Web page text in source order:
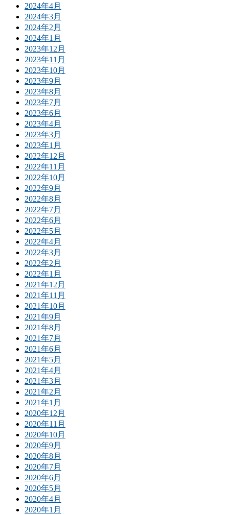
2024年4月
2024年3月
2024年2月
2024年1月
2023年12月
2023年11月
2023年10月
2023年9月
2023年8月
2023年7月
2023年6月
2023年4月
2023年3月
2023年1月
2022年12月
2022年11月
2022年10月
2022年9月
2022年8月
2022年7月
2022年6月
2022年5月
2022年4月
2022年3月
2022年2月
2022年1月
2021年12月
2021年11月
2021年10月
2021年9月
2021年8月
2021年7月
2021年6月
2021年5月
2021年4月
2021年3月
2021年2月
2021年1月
2020年12月
2020年11月
2020年10月
2020年9月
2020年8月
2020年7月
2020年6月
2020年5月
2020年4月
2020年1月